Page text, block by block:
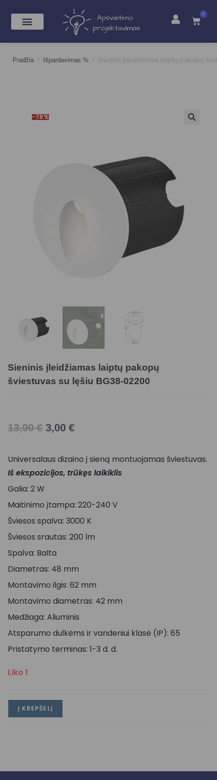
0
Pradžia > Išpardavimas % > Sieninis įleidžiamas laiptų pakopų
-78%
Sieninis įleidžiamas laiptų pakopų
šviestuvas su lęšiu BG38-02200
13,90€ 3,00 €
Universalaus dizaino į sieną montuojamas šviestuvas.
Iš ekspozicijos, trūkęs laikiklis
Galia: 2 W
Maitinimo įtampa: 220-240 V
Šviesos spalva: 3000 K
Šviesos srautas: 200 lm
Spalva: Balta
Diametras: 48 mm
Montavimo ilgis: 62 mm
Montavimo diametras: 42 mm
Medžiaga: Aliuminis
Atsparumo dulkėms ir vandeniui klasė (IP): 65
Pristatymo terminas: 1-3 d. d.
Liko 1
Į KREPŠELĮ